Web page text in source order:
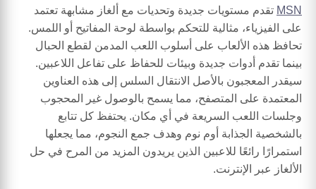
MSN تقدم مستويات جديدة وتحديات مع ألغاز مشابهة تعتمد
على الفيزياء، مثالية للتحكم بواسطة لوحة المفاتيح أو اللمس.
تحافظ هذه الألعاب على أسلوب اللعب المدمن لقطع الحبال
بينما تقدم أدوات جديدة وبيئات للحفاظ على تفاعل اللاعبين.
سيقدر المعجبون بالأصل الانتقال السلس إلى هذه العناوين
المعتمدة على المتصفح، مما يسمح بالوصول غير المحجوب
وجلسات اللعب السريعة في أي مكان. يحتفظ كل تتابع
بالشخصية الجذابة أوم نوم وهدف جمع النجوم، مما يجعلها
استمرارًا رائعًا للاعبين الذين يريدون المزيد من المرح في حل
الألغاز عبر الإنترنت.